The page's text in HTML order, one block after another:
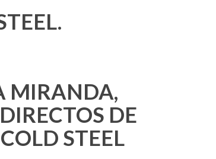
MIRANDA,
DE
STEEL